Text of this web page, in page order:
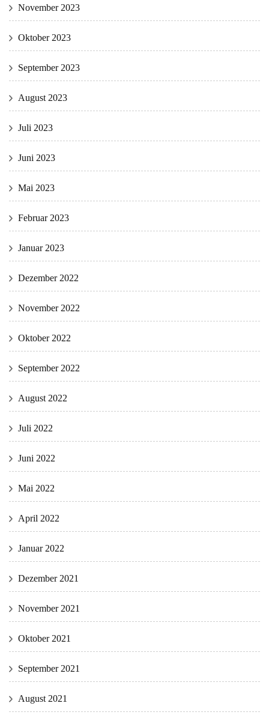
November 2023
Oktober 2023
September 2023
August 2023
Juli 2023
Juni 2023
Mai 2023
Februar 2023
Januar 2023
Dezember 2022
November 2022
Oktober 2022
September 2022
August 2022
Juli 2022
Juni 2022
Mai 2022
April 2022
Januar 2022
Dezember 2021
November 2021
Oktober 2021
September 2021
August 2021